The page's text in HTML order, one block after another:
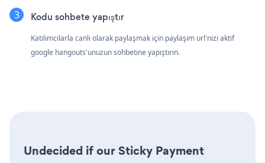
Kodu sohbete yapıştır
Katılımcılarla canlı olarak paylaşmak için paylaşım url'nizi aktif
google hangouts'unuzun sohbetine yapıştırın.
Undecided if our Sticky Payment